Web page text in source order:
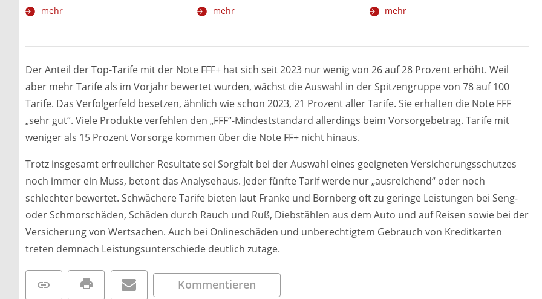
mehr mehr mehr
Der Anteil der Top-Tarife mit der Note FFF+ hat sich seit 2023 nur wenig von 26 auf 28 Prozent erhöht. Weil
aber mehr Tarife als im Vorjahr bewertet wurden, wächst die Auswahl in der Spitzengruppe von 78 auf 100
Tarife. Das Verfolgerfeld besetzen, ähnlich wie schon 2023, 21 Prozent aller Tarife. Sie erhalten die Note FFF
„sehr gut“. Viele Produkte verfehlen den „FFF“-Mindeststandard allerdings beim Vorsorgebetrag. Tarife mit
weniger als 15 Prozent Vorsorge kommen über die Note FF+ nicht hinaus.
Trotz insgesamt erfreulicher Resultate sei Sorgfalt bei der Auswahl eines geeigneten Versicherungsschutzes
noch immer ein Muss, betont das Analysehaus. Jeder fünfte Tarif werde nur „ausreichend“ oder noch
schlechter bewertet. Schwächere Tarife bieten laut Franke und Bornberg oft zu geringe Leistungen bei Seng-
oder Schmorschäden, Schäden durch Rauch und Ruß, Diebstählen aus dem Auto und auf Reisen sowie bei der
Versicherung von Wertsachen. Auch bei Onlineschäden und unberechtigtem Gebrauch von Kreditkarten
treten demnach Leistungsunterschiede deutlich zutage.
Kommentieren